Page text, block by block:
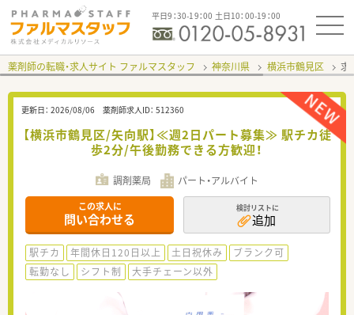
平日9：30-19：00 土日10：00-19：00
薬剤師の転職・求人サイト ファルマスタッフ 神奈川県 横浜市鶴見区 求
更新日： 2026/08/06 薬剤師求人ID： 512360
【横浜市鶴見区/矢向駅】≪週2日パート募集≫ 駅チカ徒
歩2分/午後勤務できる方歓迎！
調剤薬局 パート・アルバイト
この求人に
問い合わせる
検討リストに
追加
駅チカ 年間休日120日以上 土日祝休み
ブランク可
転勤なし
シフト制 大手チェーン以外